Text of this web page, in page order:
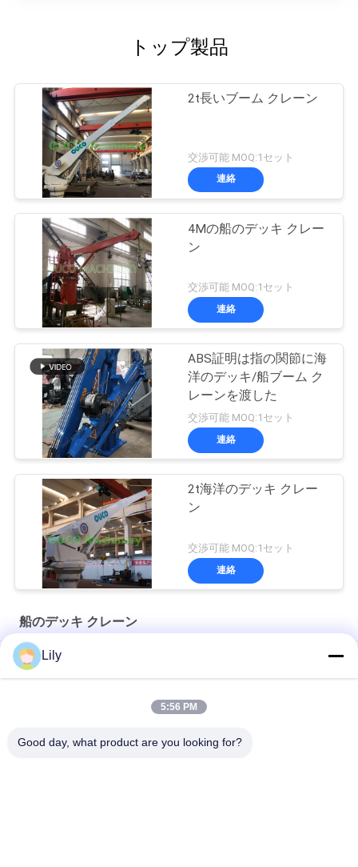
トップ製品
2t長いブーム クレーン
交渉可能 MOQ:1セット
連絡
4Mの船のデッキ クレー
ン
交渉可能 MOQ:1セット
連絡
ABS証明は指の関節に海
洋のデッキ/船ブーム ク
レーンを渡した
交渉可能 MOQ:1セット
連絡
2t海洋のデッキ クレー
ン
交渉可能 MOQ:1セット
連絡
船のデッキ クレーン
先進的な海洋救助ボート デビットシステムAフレーム
Lily
5:56 PM
Good day, what product are you looking for?